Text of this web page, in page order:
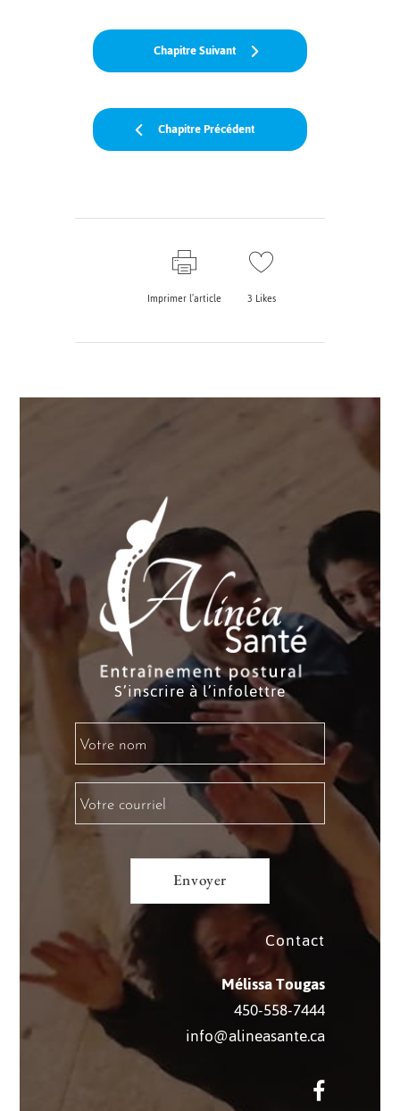
Chapitre Précédent
Chapitre Suivant
Imprimer l’article 3 Likes
S’inscrire à l’infolettre
Contact
Mélissa Tougas
450-558-7444
info@alineasante.ca